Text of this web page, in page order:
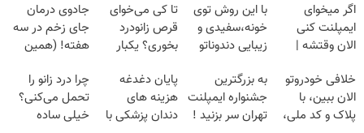
اگر میخوای
ایمپلنت کنی
الان وقتشه |
میلیون تومان!!!
با این روش توی
خونه،سفیدی و
زیبایی دندوناتو
(40%off)
تا کی می‌خوای
قرص زانودرد
بخوری؟ یکبار
کن
جادوی درمان
جای زخم در سه
هفته! (همین
صحبت کنید)
خلافی خودروتو
الان ببین، با
پلاک و کد ملی،
به بزرگترین
جشنواره ایمپلنت
تهران سر بزنید !
پایان دغدغه
هزینه های
دندان پزشکی با
چرا درد زانو را
تحمل می‌کنی؟
خیلی ساده